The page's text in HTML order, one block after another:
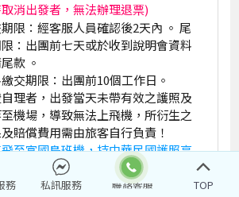
消出發者，無法辦理退票)
限：經客服人員確認後2天內 。 尾
：出團前七天或於收到說明會資料
款 。
交期限：出團前10個工作日。
理者，出發當天未帶有效之護照及
至機場，導致無法上飛機，所衍生之
賠償費用需由旅客自行負責！
至富國島班機，持中華民國護照享
針對14歲以下兒童入境越南，須有父
務 私訊服務 TOP